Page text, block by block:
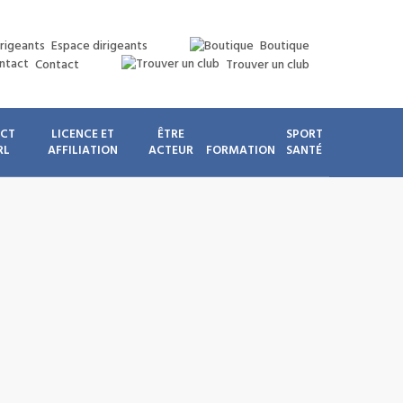
Espace dirigeants
Boutique
Contact
Trouver un club
LICENCE ET
AFFILIATION
ÊTRE
ACTEUR
FORMATION
SPORT
SANTÉ